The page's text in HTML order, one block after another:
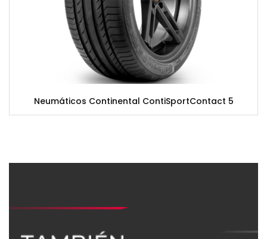
Neumáticos Continental ContiSportContact 5